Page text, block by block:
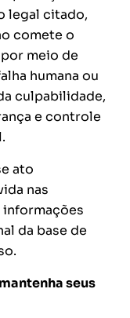
legal citado,
comete o
meio de
humana ou
culpabilidade,
e controle
ato
nas
da base de
seus